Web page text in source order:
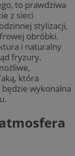
to prawdziwa
z sieci
stylizacji,
obróbki.
i naturalny
fryzury.
która
wykonalna